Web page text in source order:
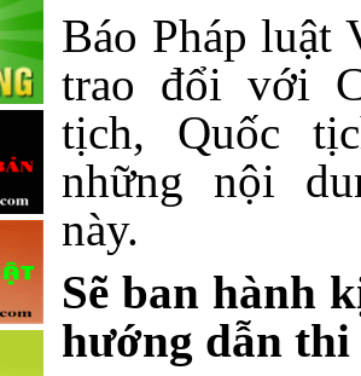
Báo Pháp luật
trao đổi với
tịch, Quốc
những nội
này.
Sẽ ban hành
hướng dẫn thi